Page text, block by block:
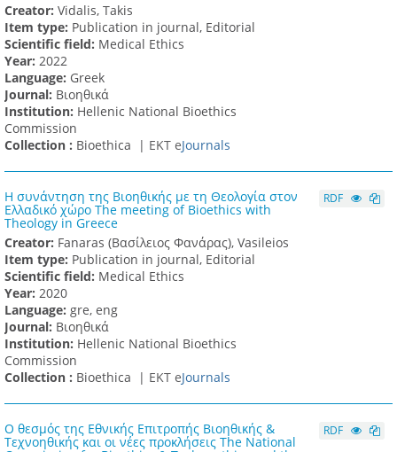
Creator: Vidalis, Takis
Item type: Publication in journal, Editorial
Scientific field: Medical Ethics
Υear: 2022
Language: Greek
Journal: Βιοηθικά
Institution: Hellenic National Bioethics
Commission
Collection : Bioethica | ΕΚΤ eJournals
Η συνάντηση της Βιοηθικής με τη Θεολογία στον
Ελλαδικό χώρο The meeting of Bioethics with
Theology in Greece
Creator: Fanaras (Βασίλειος Φανάρας), Vasileios
Item type: Publication in journal, Editorial
Scientific field: Medical Ethics
Υear: 2020
Language: gre, eng
Journal: Βιοηθικά
Institution: Hellenic National Bioethics
Commission
Collection : Bioethica | ΕΚΤ eJournals
RDF
Ο θεσμός της Εθνικής Επιτροπής Βιοηθικής &
Τεχνοηθικής και οι νέες προκλήσεις The National
RDF